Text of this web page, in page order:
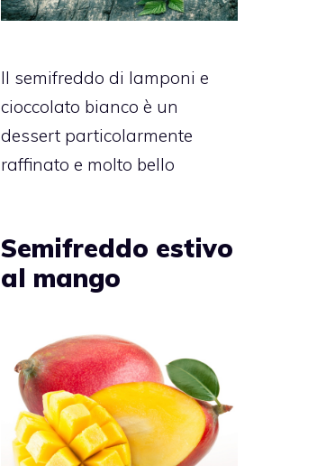
Il semifreddo di lamponi e
cioccolato bianco è un
dessert particolarmente
raffinato e molto bello
Semifreddo estivo
al mango